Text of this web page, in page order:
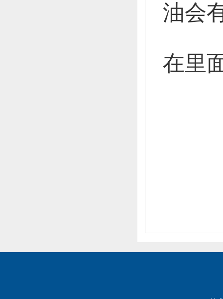
油会
在里